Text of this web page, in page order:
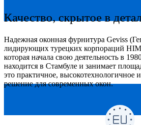
Качество, скрытое в
Надежная оконная фурнитура Geviss
лидирующих турецких корпораций
которая начала свою деятельность в
находится в Стамбуле и занимает
это практичное, высокотехнологичное
решение для современных окон.